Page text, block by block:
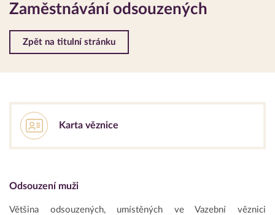
Zaměstnávání odsouzených
Zpět na titulní stránku
Karta věznice
Odsouzení muži
Většina odsouzených, umístěných ve Vazební věznici